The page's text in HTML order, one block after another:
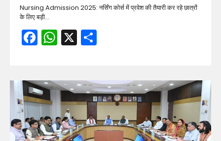
Nursing Admission 2025: नर्सिंग कोर्स में प्रवेश की तैयारी कर रहे छात्रों
के लिए बड़ी…
Facebook
WhatsApp
X